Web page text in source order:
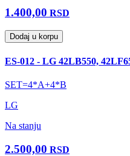
1.400,00 RSD
Dodaj u korpu
ES-012 - LG 42LB550,
SET=4*A+4*B
LG
Na stanju
2.500,00 RSD